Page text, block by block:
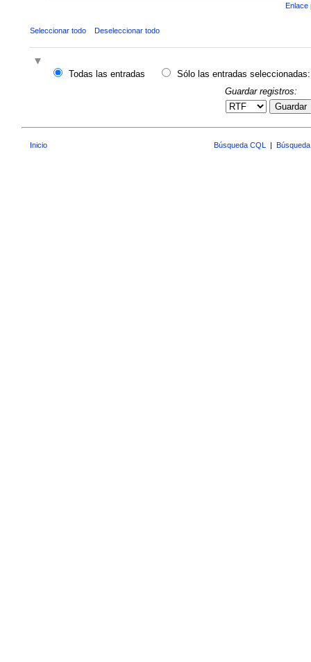
Enlace
Seleccionar todo Deseleccionar todo
Todas las entradas
Sólo las entradas seleccionadas:
Guardar registros:
Guardar
Inicio Búsqueda CQL